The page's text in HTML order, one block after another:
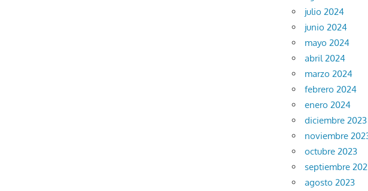
julio 2024
junio 2024
mayo 2024
abril 2024
marzo 2024
febrero 2024
enero 2024
diciembre 2023
noviembre
octubre 2023
septiembre
agosto 2023